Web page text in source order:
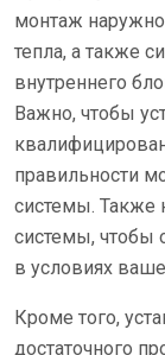
монтаж
тепла, а также
внутреннего
Важно, чтобы
правильности
системы. Также
системы, чтобы
в условиях
Кроме того,
достаточного